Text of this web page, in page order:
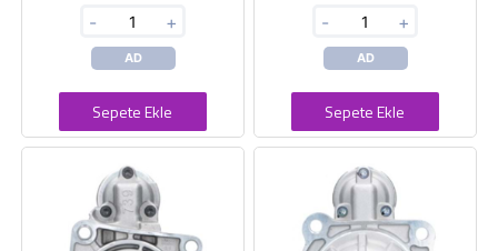
- +
AD
Sepete Ekle
- +
AD
Sepete Ekle